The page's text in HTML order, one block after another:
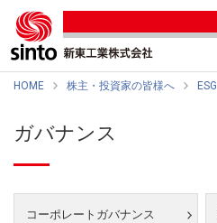
HOME 株主・投資家の皆様へ ESG
ガバナンス
コーポレートガバナンス